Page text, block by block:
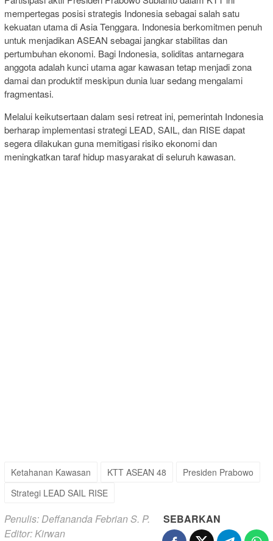
mempertegas posisi strategis Indonesia sebagai salah satu
kekuatan utama di Asia Tenggara. Indonesia berkomitmen penuh
untuk menjadikan ASEAN sebagai jangkar stabilitas dan
pertumbuhan ekonomi. Bagi Indonesia, soliditas antarnegara
anggota adalah kunci utama agar kawasan tetap menjadi zona
damai dan produktif meskipun dunia luar sedang mengalami
fragmentasi.
Melalui keikutsertaan dalam sesi retreat ini, pemerintah Indonesia
berharap implementasi strategi LEAD, SAIL, dan RISE dapat
segera dilakukan guna memitigasi risiko ekonomi dan
meningkatkan taraf hidup masyarakat di seluruh kawasan.
Ketahanan Kawasan KTT ASEAN 48
Presiden Prabowo
Strategi LEAD SAIL RISE
Penulis: Deffananda Febrian S. P.
Editor: Kirwan
SEBARKAN